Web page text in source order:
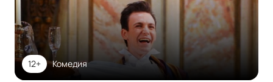
Комедия
12+